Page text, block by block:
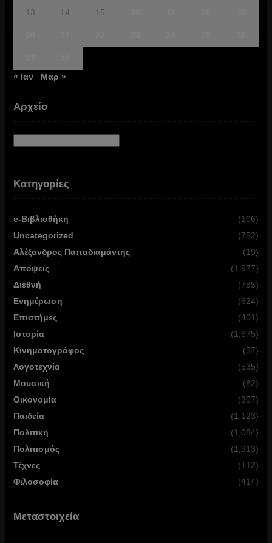
13 14 15
« Ιαν
Μαρ »
Αρχείο
Κατηγορίες
e-Βιβλιοθήκη
(106)
Uncategorized
(752)
Αλέξανδρος Παπαδιαμάντης
(19)
Απόψεις
(1,977)
Διεθνή
(785)
Ενημέρωση
(624)
Επιστήμες
(401)
Ιστορία
(1,675)
Κινηματογράφος
(57)
Λογοτεχνία
(535)
Μουσική
(82)
Οικονομία
(307)
Παιδεία
(1,123)
Πολιτική
(1,084)
Πολιτισμός
(1,913)
Τέχνες
(112)
Φιλοσοφία
(414)
Μεταστοιχεία